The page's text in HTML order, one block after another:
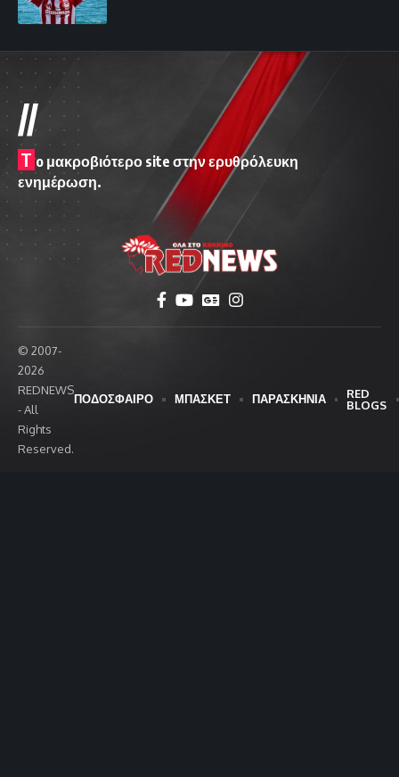
//
T o μακροβιότερο site στην ερυθρόλευκη
ενημέρωση.
© 2007-
2026
REDNEWS
- All
Rights
Reserved.
ΠΟΔΟΣΦΑΙΡΟ ΜΠΑΣΚΕΤ ΠΑΡΑΣΚΗΝΙΑ
RED
BLOGS